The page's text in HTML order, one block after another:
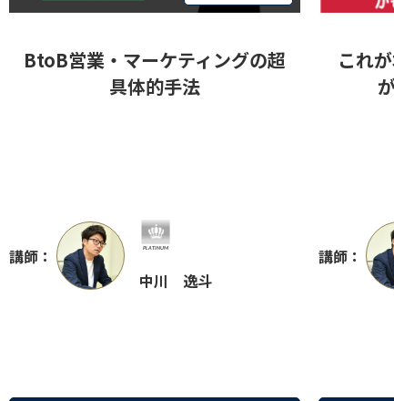
BtoB営業・マーケティングの超
具体的手法
講師：
中川 逸斗
これ
講師：